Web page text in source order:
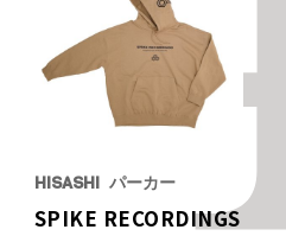
HISASHI パーカー
SPIKE RECORDINGS